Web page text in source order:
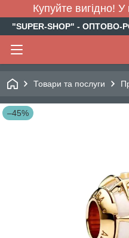
Купуйте вигідно!
"SUPER-SHOP" -
Товари та послуги
–45%